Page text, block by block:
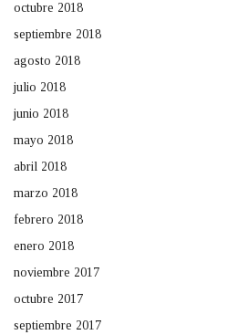
octubre 2018
septiembre 2018
agosto 2018
julio 2018
junio 2018
mayo 2018
abril 2018
marzo 2018
febrero 2018
enero 2018
noviembre 2017
octubre 2017
septiembre 2017